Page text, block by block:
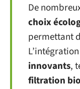
De
choix
permettant
innovants,
filtration